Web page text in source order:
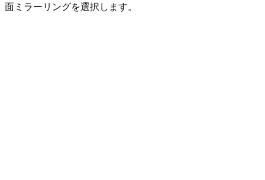
面ミラーリングを選択します。